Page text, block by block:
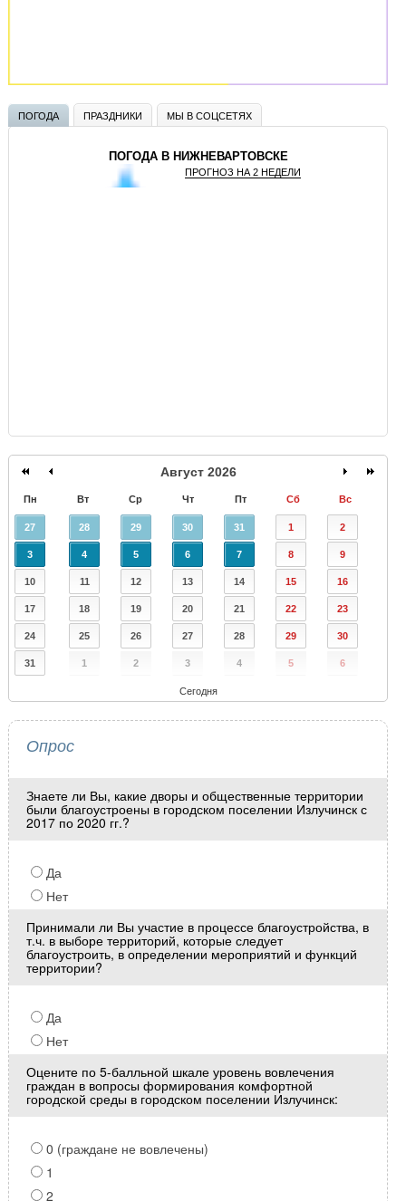
ПОГОДА ПРАЗДНИКИ МЫ В СОЦСЕТЯХ
ПОГОДА В НИЖНЕВАРТОВСКЕ
ПРОГНОЗ НА 2 НЕДЕЛИ
Август 2026
Пн Вт Ср Чт Пт Сб Вс
27 28 29 30 31 1 2
3 4 5 6 7 8 9
10 11 12 13 14 15 16
17 18 19 20 21 22 23
24 25 26 27 28 29 30
31 1 2 3 4 5 6
Сегодня
Опрос
Знаете ли Вы, какие дворы и общественные территории
были благоустроены в городском поселении Излучинск с
2017 по 2020 гг.?
Да
Нет
Принимали ли Вы участие в процессе благоустройства, в
т.ч. в выборе территорий, которые следует
благоустроить, в определении мероприятий и функций
территории?
Да
Нет
Оцените по 5-балльной шкале уровень вовлечения
граждан в вопросы формирования комфортной
городской среды в городском поселении Излучинск:
0 (граждане не вовлечены)
1
2